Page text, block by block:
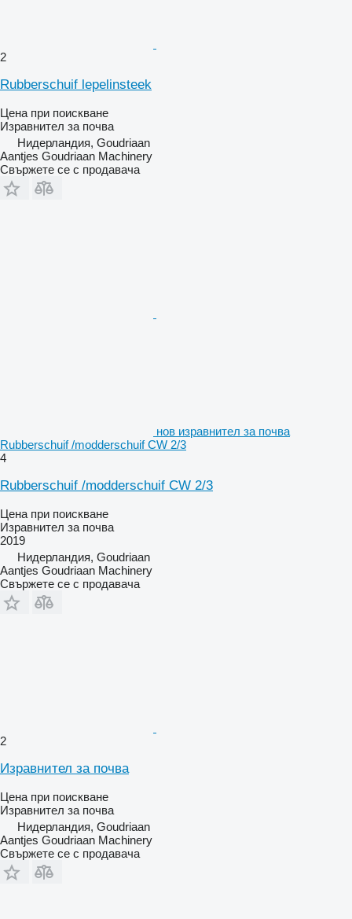
2
Rubberschuif lepelinsteek
Цена при поискване
Изравнител за почва
Нидерландия, Goudriaan
Aantjes Goudriaan Machinery
Свържете се с продавача
нов изравнител за почва
Rubberschuif /modderschuif CW 2/3
4
Rubberschuif /modderschuif CW 2/3
Цена при поискване
Изравнител за почва
2019
Нидерландия, Goudriaan
Aantjes Goudriaan Machinery
Свържете се с продавача
2
Изравнител за почва
Цена при поискване
Изравнител за почва
Нидерландия, Goudriaan
Aantjes Goudriaan Machinery
Свържете се с продавача